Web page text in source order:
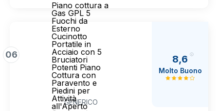
06
Piano cottura a
Gas GPL 5
Fuochi da
Esterno
Cucinotto
Portatile in
Acciaio con 5
Bruciatori
Potenti Piano
Cottura con
Paravento e
Piedini per
Attività
all'Aperto
GENERICO
8,6
Molto Buono